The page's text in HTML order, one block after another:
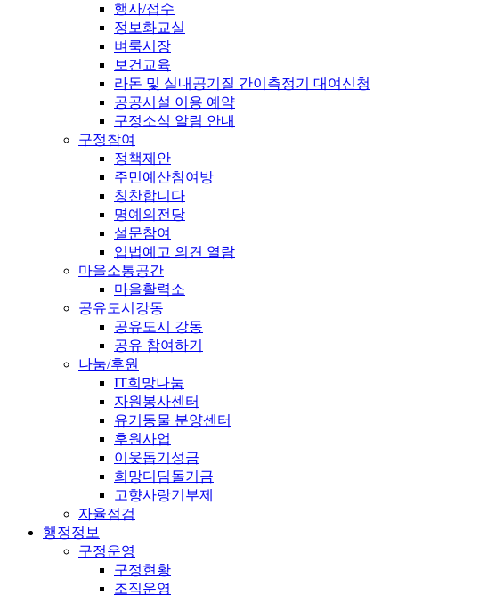
행사/접수
정보화교실
벼룩시장
보건교육
라돈 및 실내공기질 간이측정기 대여신청
공공시설 이용 예약
구정소식 알림 안내
구정참여
정책제안
주민예산참여방
칭찬합니다
명예의전당
설문참여
입법예고 의견 열람
마을소통공간
마을활력소
공유도시강동
공유도시 강동
공유 참여하기
나눔/후원
IT희망나눔
자원봉사센터
유기동물 분양센터
후원사업
이웃돕기성금
희망디딤돌기금
고향사랑기부제
자율점검
행정정보
구정운영
구정현황
조직운영